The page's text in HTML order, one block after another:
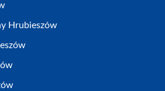
Hrubieszów